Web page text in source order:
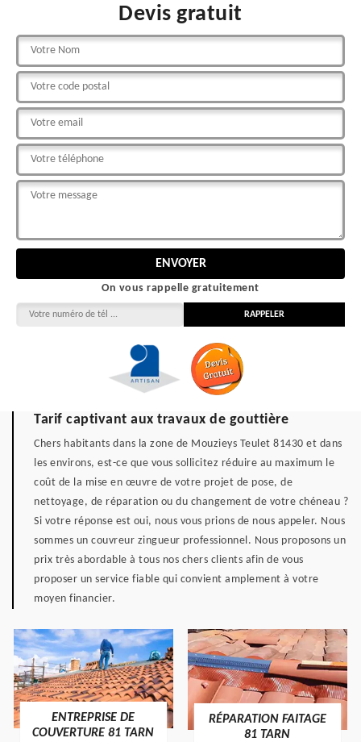
Devis gratuit
On vous rappelle gratuitement
Tarif captivant aux travaux de gouttière
Chers habitants dans la zone de Mouzieys Teulet 81430 et dans
les environs, est-ce que vous sollicitez réduire au maximum le
coût de la mise en œuvre de votre projet de pose, de
nettoyage, de réparation ou du changement de votre chéneau ?
Si votre réponse est oui, nous vous prions de nous appeler. Nous
sommes un couvreur zingueur professionnel. Nous proposons un
prix très abordable à tous nos chers clients afin de vous
proposer un service fiable qui convient amplement à votre
moyen financier.
ENTREPRISE DE
COUVERTURE 81 TARN
RÉPARATION FAITAGE
81 TARN